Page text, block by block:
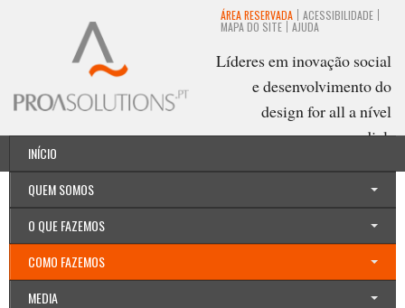
ÁREA RESERVADA ACESSIBILIDADE
MAPA DO SITE AJUDA
Líderes em inovação social
e desenvolvimento do
design for all a nível
mundial.
Português
INÍCIO
QUEM SOMOS
O QUE FAZEMOS
COMO FAZEMOS
MEDIA